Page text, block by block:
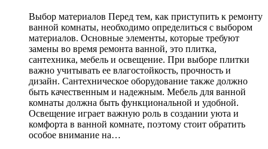
Выбор материалов Перед тем, как приступить к ремонту
ванной комнаты, необходимо определиться с выбором
материалов. Основные элементы, которые требуют
замены во время ремонта ванной, это плитка,
сантехника, мебель и освещение. При выборе плитки
важно учитывать ее влагостойкость, прочность и
дизайн. Сантехническое оборудование также должно
быть качественным и надежным. Мебель для ванной
комнаты должна быть функциональной и удобной.
Освещение играет важную роль в создании уюта и
комфорта в ванной комнате, поэтому стоит обратить
особое внимание на…